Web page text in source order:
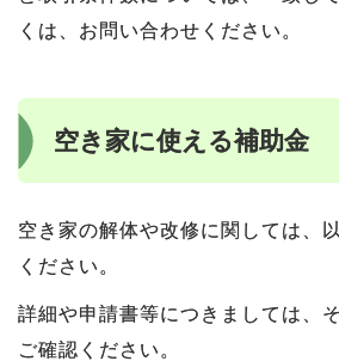
くは、お問い合わせください。
空き家に使える補助金
空き家の解体や改修に関しては、
ください。
詳細や申請書等につきましては、
ご確認ください。